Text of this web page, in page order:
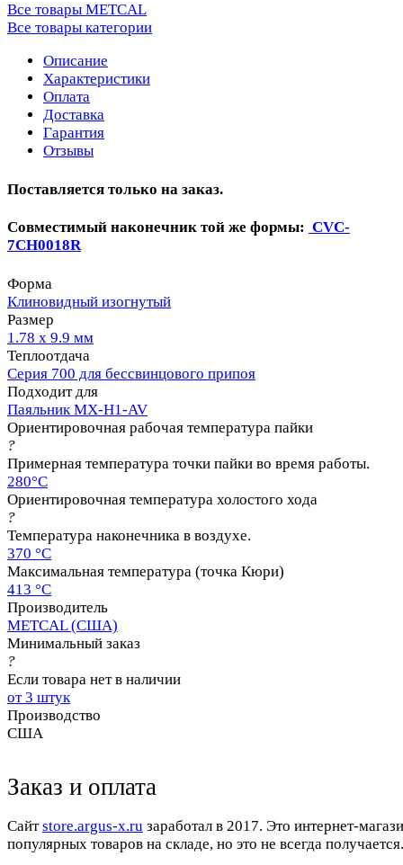
Все товары METCAL
Все товары категории
Описание
Характеристики
Оплата
Доставка
Гарантия
Отзывы
Поставляется только на заказ.
Совместимый наконечник той же формы: CVC-
7CH0018R
Форма
Клиновидный изогнутый
Размер
1.78 х 9.9 мм
Теплоотдача
Серия 700 для бессвинцового припоя
Подходит для
Паяльник MX-H1-AV
Ориентировочная рабочая температура пайки
?
Примерная температура точки пайки во время работы.
280°C
Ориентировочная температура холостого хода
?
Температура наконечника в воздухе.
370 °C
Максимальная температура (точка Кюри)
413 °C
Производитель
METCAL (США)
Минимальный заказ
?
Если товара нет в наличии
от 3 штук
Производство
США
Заказ и оплата
Cайтstore.argus-x.ru заработал в 2017. Это интернет-
популярных товаров на складе, но это не всегда